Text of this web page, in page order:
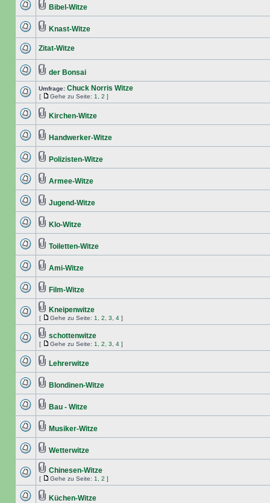
Bibel-Witze
Knast-Witze
Zitat-Witze
der Bonsai
Umfrage: Chuck Norris Witze
[ Gehe zu Seite: 1 2 ]
Kirchen-Witze
Handwerker-Witze
Polizisten-Witze
Armee-Witze
Jugend-Witze
Klo-Witze
Toiletten-Witze
Ami-Witze
Film-Witze
Kneipenwitze
[ Gehe zu Seite: 1 2 3 4 ]
schottenwitze
[ Gehe zu Seite: 1 2 3 4 ]
Lehrerwitze
Blondinen-Witze
Bau - Witze
Musiker-Witze
Wetterwitze
Chinesen-Witze
[ Gehe zu Seite: 1 2 ]
Küchen-Witze